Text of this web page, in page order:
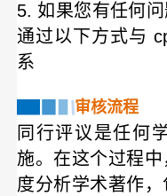
5. 如果您有任何
通过以下方式与
系
审核流程
同行评议是任何
施。在这个过程
度分析学术著作